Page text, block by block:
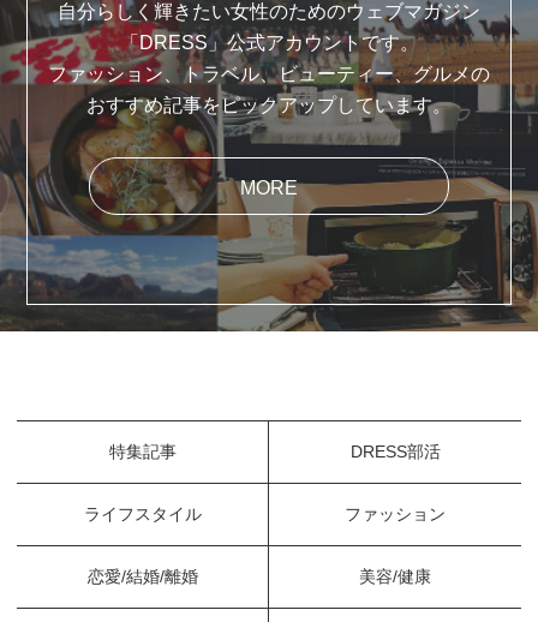
自分らしく輝きたい女性のためのウェブマガジン
「DRESS」公式アカウントです。
ファッション、トラベル、ビューティー、グルメの
おすすめ記事をピックアップしています。
MORE
特集記事 DRESS部活
ライフスタイル ファッション
恋愛/結婚/離婚 美容/健康